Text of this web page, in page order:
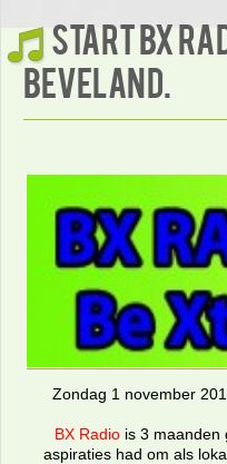
Start BX
Beveland.
Zondag 1 november
BX Radio is 3 maanden
aspiraties had om als